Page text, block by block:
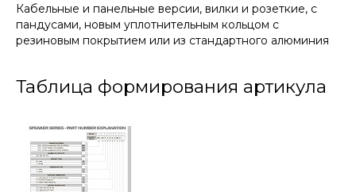
Кабельные и панельные версии, вилки и розеткие, с
пандусами, новым уплотнительным кольцом с
резиновым покрытием или из стандартного алюминия
Таблица формирования артикула